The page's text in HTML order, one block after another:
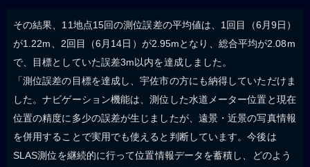
その結果、11地点15回の測位誤差の平均値は、1回目（6月9日）
が1.22m、2回目（6月14日）が2.95mとなり、総合平均が2.08m
で、目標としていた誤差3m以内を達成しました。
「測位誤差の目標を達成し、宇佐市の方にも納得していただけま
した。ナビゲーション機能は、測位した水道メーター位置と現在
位置の精度に多少の誤差が生じましたが、遠景・近景の写真情報
を併用することで実用でも使えると判断しています。今後は
SLAS測位を継続的に行って位置情報データを蓄積し、どのよう